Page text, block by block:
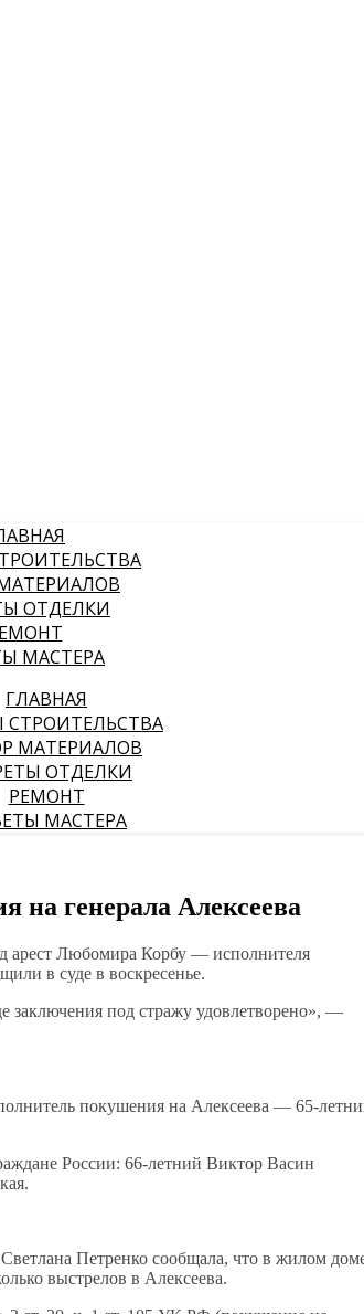
ОТДЕЛКИ
МАСТЕРА
ГЛАВНАЯ
СТРОИТЕЛЬСТВА
МАТЕРИАЛОВ
ОТДЕЛКИ
РЕМОНТ
МАСТЕРА
на генерала Алексеева
арест Любомира Корбу — исполнителя
в суде в воскресенье.
заключения под стражу удовлетворено», —
покушения на Алексеева — 65-
России: 66-летний Виктор Васин
Петренко сообщала, что в жилом
выстрелов в Алексеева.